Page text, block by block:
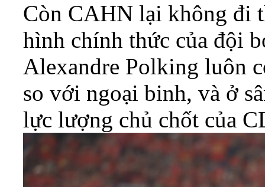
Còn CAHN lại không đi
hình chính thức của đội
Alexandre Polking luôn
so với ngoại binh, và ở
lực lượng chủ chốt của